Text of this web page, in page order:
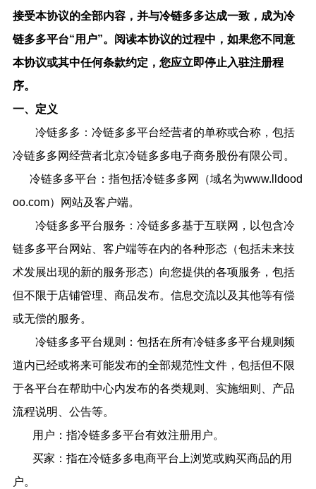
接受本协议的全部内容，并与冷链多多达成一致，成为冷
链多多平台“用户”。阅读本协议的过程中，如果您不同意
本协议或其中任何条款约定，您应立即停止 入驻注册程
序。
一、定义
冷链多多：冷链多多平台经营者的单称或合称，包括
冷链多多网经营者北京冷链多多电子商务股份有限公司。
冷链多多平台：指包括冷链多多网（域名为www. lldood
oo.com）网站及客户端。
冷链多多平台服务：冷链多多基于互联网，以包含冷
链多多平台网站、客户端等在内的各种形态（包括未来技
术发展出现的新的服务形态）向您提供的各项服务，包括
但不限于店铺管理、商品发布。信息交流以及其他等有偿
或无偿的服务。
冷链多多平台规则：包括在所有冷链多多平台规则频
道内已经或将来可能发布的全部规范性文件，包括但不限
于各平台在帮助中心内发布的各类规则、实施细则、产品
流程说明、公告等。
用户：指冷链多多平台有效注册用户。
买家：指在冷链多多电商平台上浏览或购买商品的用
户。